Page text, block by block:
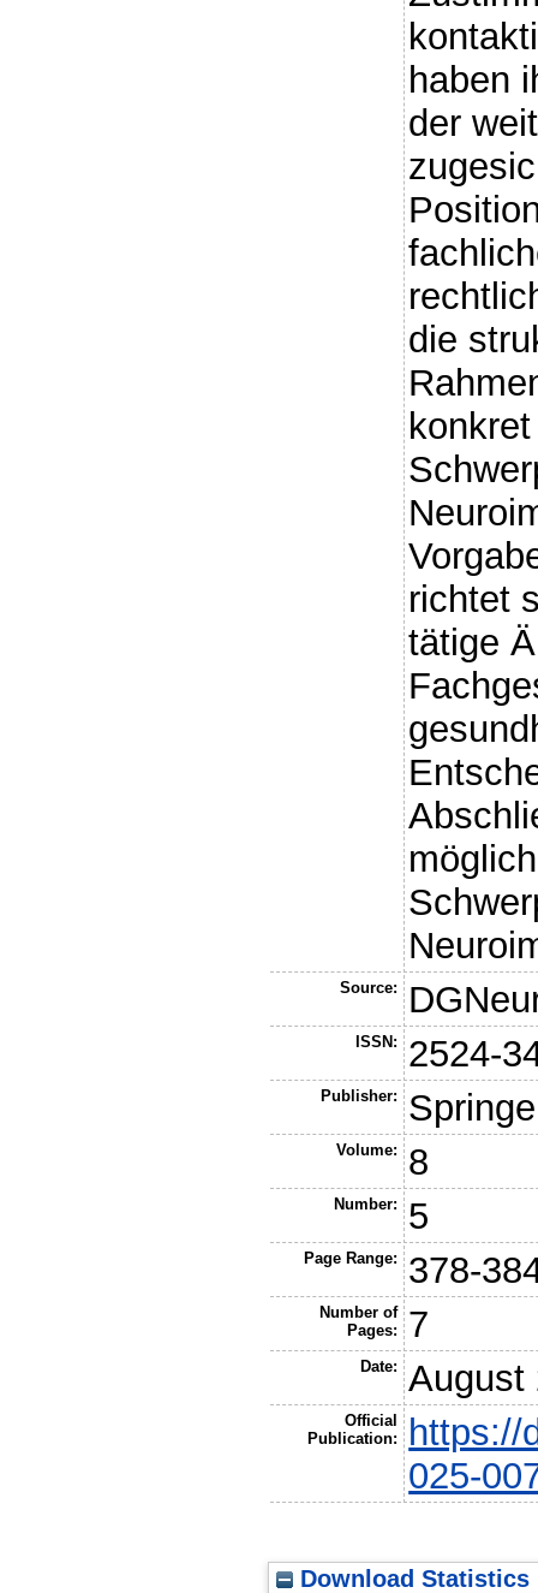
haben
der
die
richtet
tätige
Source:
ISSN: 2524-
Publisher:
Volume: 8
Number: 5
Page Range: 378-
Number of
Pages:
7
Date: August
Official
Publication:
https://
025-
Download Statistics